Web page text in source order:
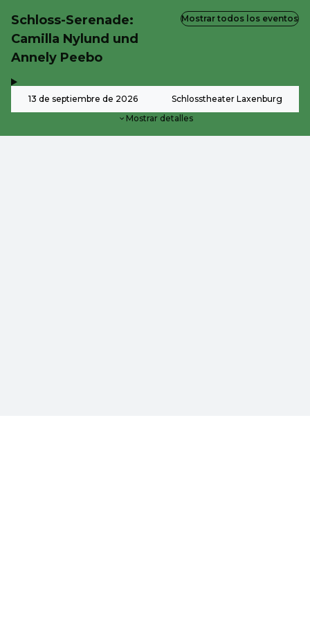
Schloss-Serenade:
Camilla Nylund und
Annely Peebo
13 de septiembre de 2026 Schlosstheater Laxenburg
Mostrar detalles
Mostrar todos los eventos